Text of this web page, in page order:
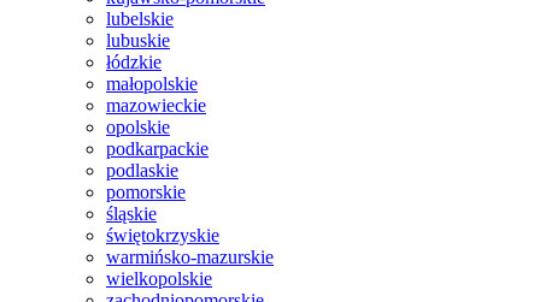
lubelskie
lubuskie
łódzkie
małopolskie
mazowieckie
opolskie
podkarpackie
podlaskie
pomorskie
śląskie
świętokrzyskie
warmińsko-mazurskie
wielkopolskie